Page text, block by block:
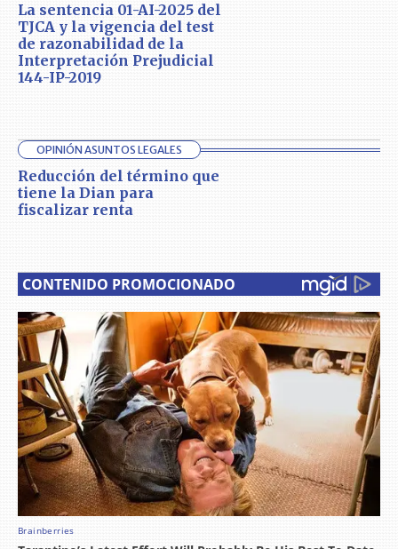
La sentencia 01-AI-2025 del
TJCA y la vigencia del test
de razonabilidad de la
Interpretación Prejudicial
144-IP-2019
OPINIÓN ASUNTOS LEGALES
Reducción del término que
tiene la Dian para
fiscalizar renta